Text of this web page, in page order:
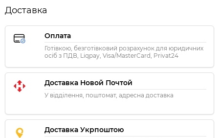
Доставка
Оплата
Готівкою, безготівковий розрахунок для юридичних
осіб з ПДВ, Liqpay, Visa/MasterCard, Privat24
Доставка Новой Почтой
У відділення, поштомат, адресна доставка
Доставка Укрпоштою